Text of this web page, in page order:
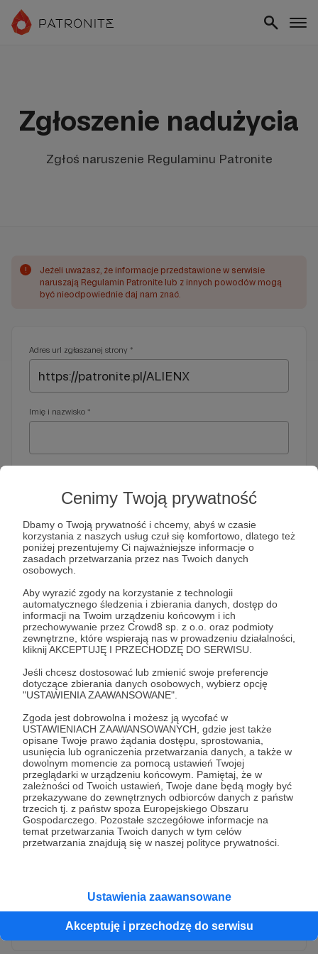
Cenimy Twoją prywatność
Dbamy o Twoją prywatność i chcemy, abyś w czasie
korzystania z naszych usług czuł się komfortowo, dlatego też
poniżej prezentujemy Ci najważniejsze informacje o
zasadach przetwarzania przez nas Twoich danych
osobowych.
Aby wyrazić zgody na korzystanie z technologii
automatycznego śledzenia i zbierania danych, dostęp do
informacji na Twoim urządzeniu końcowym i ich
przechowywanie przez Crowd8 sp. z o.o. oraz podmioty
zewnętrzne, które wspierają nas w prowadzeniu działalności,
kliknij AKCEPTUJĘ I PRZECHODZĘ DO SERWISU.
Jeśli chcesz dostosować lub zmienić swoje preferencje
dotyczące zbierania danych osobowych, wybierz opcję
"USTAWIENIA ZAAWANSOWANE".
Zgoda jest dobrowolna i możesz ją wycofać w
USTAWIENIACH ZAAWANSOWANYCH, gdzie jest także
opisane Twoje prawo żądania dostępu, sprostowania,
usunięcia lub ograniczenia przetwarzania danych, a także w
dowolnym momencie za pomocą ustawień Twojej
przeglądarki w urządzeniu końcowym. Pamiętaj, że w
zależności od Twoich ustawień, Twoje dane będą mogły być
przekazywane do zewnętrznych odbiorców danych z państw
trzecich tj. z państw spoza Europejskiego Obszaru
Gospodarczego. Pozostałe szczegółowe informacje na
temat przetwarzania Twoich danych w tym celów
przetwarzania znajdują się w naszej polityce prywatności.
Ustawienia zaawansowane
Akceptuję i przechodzę do serwisu
Zgłoszenie nadużycia
Zgłoś naruszenie Regulaminu Patronite
!
Jeżeli uważasz, że informacje przedstawione w serwisie
naruszają Regulamin Patronite lub z innych powodów mogą
być nieodpowiednie daj nam znać.
Adres url zgłaszanej strony *
Imię i nazwisko *
Telefon *
dodatkowe pytania
Treść wiadomości *
* Wyrażam zgodę na przetwarzanie moich danych
osobowych przez Patronite
Administratorem Twoich danych osobowych jest Crowd8 sp. z o.o.
z siedziba w Warszawie, ul. Żwirki i Wigury 16, 02-092 Warszawa.
Twoje dane osobowe będą przetwarzane w szczególności w celu
wykonania umowy zawartej z Tobą, w tym do umożliwienia
Gwarantujemy spełnienie wszystkich Twoich praw wynikających
z ogólnego rozporządzenia o ochronie danych, tj. prawo dostępu,
sprostowania oraz usunięcia Twoich danych, ograniczenia ich
rozwiń zgodę
Wyślij zgłoszenie